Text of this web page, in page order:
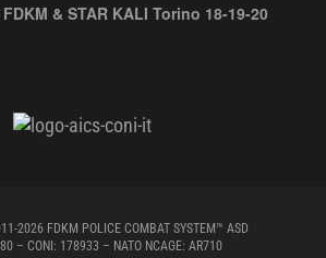
& STAR KALI Torino 18-19-20
2026 FDKM POLICE COMBAT SYSTEM™ ASD
– CONI: 178933 – NATO NCAGE: AR710